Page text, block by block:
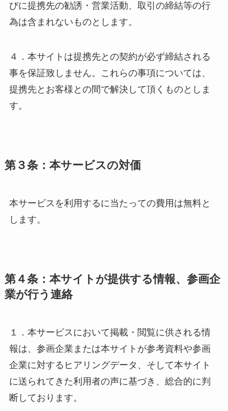
びに提携先の勧誘・営業活動、取引の締結等の行
為は含まれないものとします。
４．本サイトは提携先との契約が必ず締結される
事を保証致しません。これらの事項については、
提携先とお客様との間で解決して頂くものとしま
す。
第３条：本サービスの対価
本サービスを利用するに当たっての費用は無料と
します。
第４条：本サイトが提供する情報、参画企
業が行う連絡
１．本サービスにおいて掲載・閲覧に供される情
報は、参画企業または本サイトが参考資料や参画
企業に対するヒアリングデータ、そして本サイト
に送られてきた利用者の声に基づき、総合的に判
断しております。